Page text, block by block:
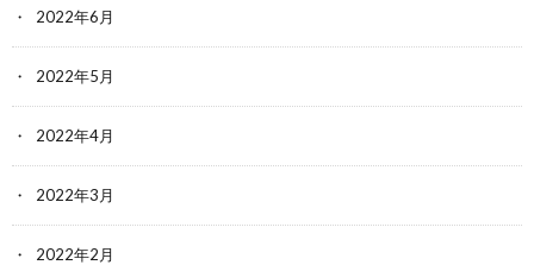
2022年6月
2022年5月
2022年4月
2022年3月
2022年2月